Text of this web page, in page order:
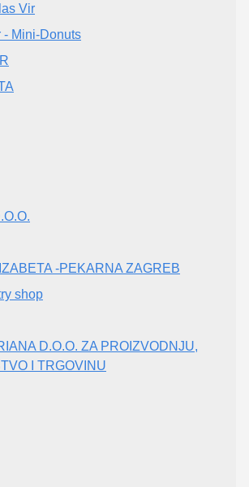
Vir
- Mini-Donuts
-PEKARNA ZAGREB
shop
D.O.O. ZA PROIZVODNJU,
I TRGOVINU